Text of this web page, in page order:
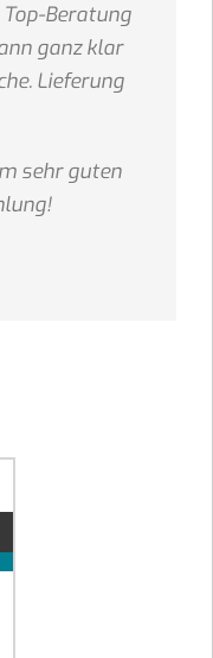
Beratung
ganz klar
Lieferung
sehr guten